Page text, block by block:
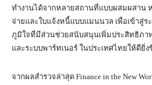
ทำงานได้จากหลายสถานที่แบบผสมผสาน
จ่ายและใบแจ้งหนี้แบบแมนนวล เพื่อเข้าสู่ร
ภูมิใจที่มีส่วนช่วยสนับสนุนเพิ่มประสิทธิภาพ
และระบบพาร์ทเนอร์ ในประเทศไทยให้ดียิ่ง
จากผลสำรวจล่าสุด Finance in the New